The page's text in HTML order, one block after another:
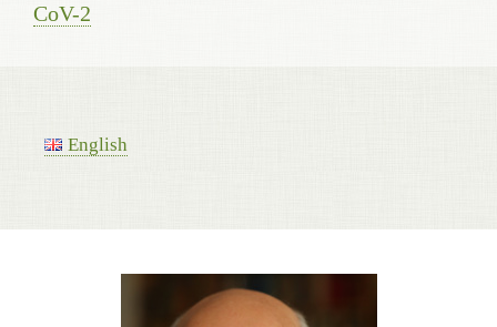
CoV-2
English